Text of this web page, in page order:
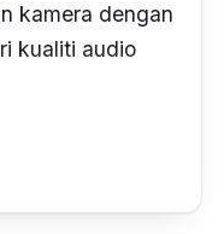
kamera dengan
kualiti audio
dengan
lebih